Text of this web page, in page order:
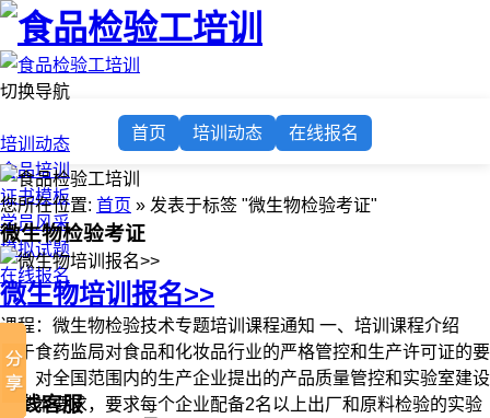
切换导航
培训动态
食品培训
证书模板
学员风采
模拟试题
在线报名
首页 培训动态 在线报名
您所在位置: 首页 » 发表于标签 "微生物检验考证"
微生物检验考证
微生物培训报名>>
课程：微生物检验技术专题培训课程通知 一、培训课程介绍
由于食药监局对食品和化妆品行业的严格管控和生产许可证的要
求，对全国范围内的生产企业提出的产品质量管控和实验室建设
的基本要求，要求每个企业配备2名以上出厂和原料检验的实验
在线客服